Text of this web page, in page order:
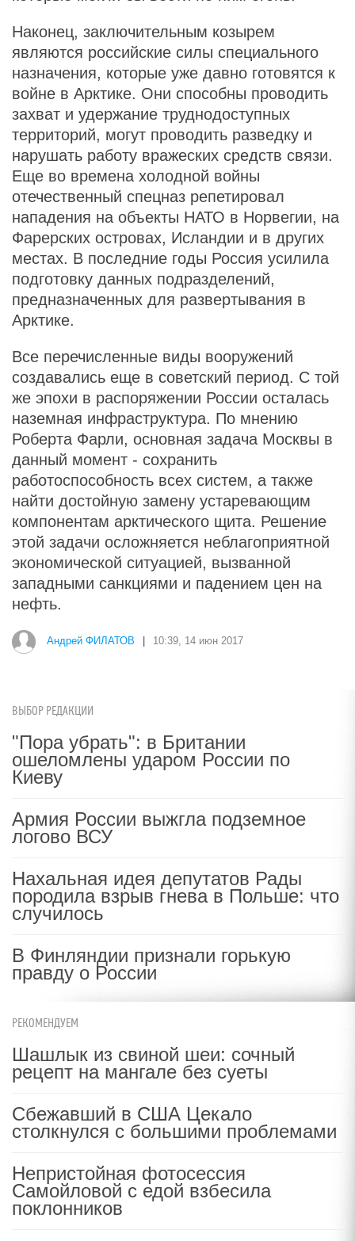
Наконец, заключительным козырем
являются российские силы специального
назначения, которые уже давно готовятся к
войне в Арктике. Они способны проводить
захват и удержание труднодоступных
территорий, могут проводить разведку и
нарушать работу вражеских средств связи.
Еще во времена холодной войны
отечественный спецназ репетировал
нападения на объекты НАТО в Норвегии, на
Фарерских островах, Исландии и в других
местах. В последние годы Россия усилила
подготовку данных подразделений,
предназначенных для развертывания в
Арктике.
Все перечисленные виды вооружений
создавались еще в советский период. С той
же эпохи в распоряжении России осталась
наземная инфраструктура. По мнению
Роберта Фарли, основная задача Москвы в
данный момент - сохранить
работоспособность всех систем, а также
найти достойную замену устаревающим
компонентам арктического щита. Решение
этой задачи осложняется неблагоприятной
экономической ситуацией, вызванной
западными санкциями и падением цен на
нефть.
Андрей ФИЛАТОВ 10:39, 14 июн 2017
ВЫБОР РЕДАКЦИИ
"Пора убрать": в Британии
ошеломлены ударом России по
Киеву
Армия России выжгла подземное
логово ВСУ
Нахальная идея депутатов Рады
породила взрыв гнева в Польше: что
случилось
В Финляндии признали горькую
правду о России
РЕКОМЕНДУЕМ
Шашлык из свиной шеи: сочный
рецепт на мангале без суеты
Сбежавший в США Цекало
столкнулся с большими проблемами
Непристойная фотосессия
Самойловой с едой взбесила
поклонников